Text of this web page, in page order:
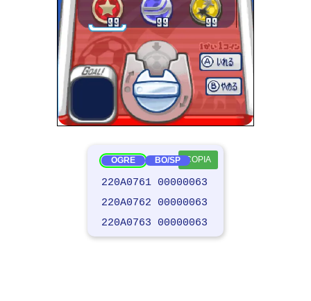
OGRE BO/SP COPIA
220A0761 00000063
220A0762 00000063
220A0763 00000063